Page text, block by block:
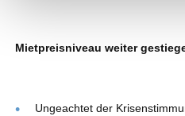
Mietpreisniveau weiter
Ungeachtet der